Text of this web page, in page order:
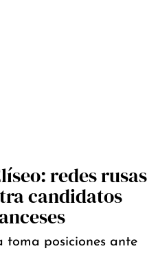
redes rusas
candidatos
toma posiciones ante